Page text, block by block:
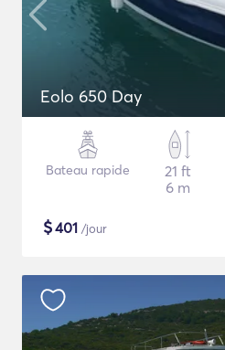
Eolo 650 Day
Bateau rapide
21 ft
6 m
$401 /jour